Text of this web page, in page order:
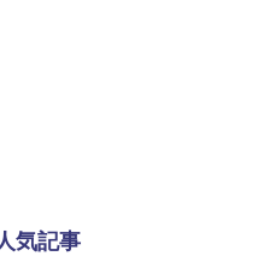
気記事